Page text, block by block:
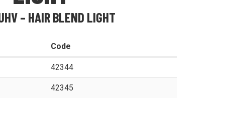
– HAIR BLEND LIGHT
Code
42344
42345